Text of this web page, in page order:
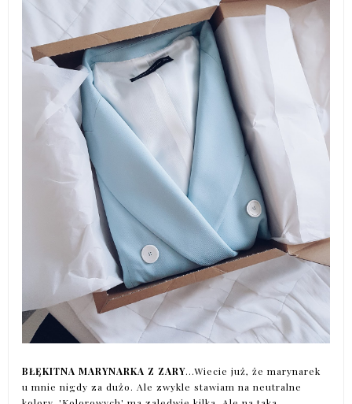
BŁĘKITNA MARYNARKA Z ZARY...Wiecie już, że marynarek
u mnie nigdy za dużo. Ale zwykle stawiam na neutralne